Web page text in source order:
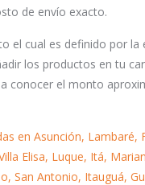
de envío exacto.
el cual es definido por la
los productos en tu
conocer el monto
en Asunción, Lambaré,
Elisa, Luque, Itá,
San Antonio, Itauguá,